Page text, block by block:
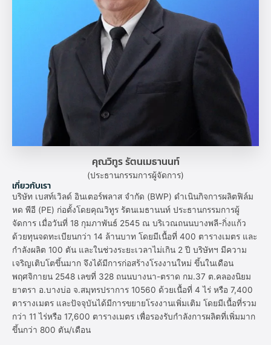
คุณวิทูร รัตนเมธานนท์
(ประธานกรรมการผู้จัดการ)
เกี่ยวกับเรา
บริษัท เบสท์เวิลด์ อินเตอร์พลาส จํากัด (BWP) ดำเนินกิจการผลิตฟิล์ม
หด พีอี (PE) ก่อตั้งโดยคุณวิทูร รัตนเมธานนท์ ประธานกรรมการผู้
จัดการ เมื่อวันที่ 18 กุมภาพันธ์ 2545 ณ บริเวณถนนบางพลี-กิ่งแก้ว
ด้วยทุนจดทะเบียนกว่า 14 ล้านบาท โดยมีเนื้อที่ 400 ตารางเมตร และ
กำลังผลิต 100 ตัน และในช่วงระยะเวลาไม่เกิน 2 ปี บริษัทฯ มีความ
เจริญเติบโตขึ้นมาก จึงได้มีการก่อสร้างโรงงานใหม่ ขึ้นในเดือน
พฤศจิกายน 2548 เลขที่ 328 ถนนบางนา-ตราด กม.37 ต.คลองนิยม
ยาตรา อ.บางบ่อ จ.สมุทรปราการ 10560 ด้วยเนื้อที่ 4 ไร่ หรือ 7,400
ตารางเมตร และปัจจุบันได้มีการขยายโรงงานเพิ่มเติม โดยมีเนื้อที่รวม
กว่า 11 ไร่หรือ 17,600 ตารางเมตร เพื่อรองรับกำลังการผลิตที่เพิ่มมาก
ขึ้นกว่า 800 ตัน/เดือน